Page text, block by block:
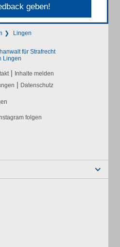
geben!
Lingen
für Strafrecht
Lingen
| Inhalte melden
| Datenschutz
folgen